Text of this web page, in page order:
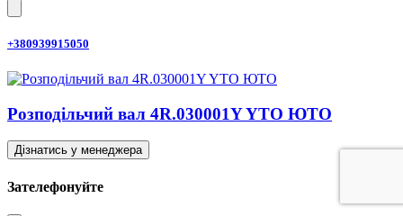
+380939915050
Розподільчий вал 4R.030001Y YTO ЮТО
Дізнатись у менеджера
Зателефонуйте